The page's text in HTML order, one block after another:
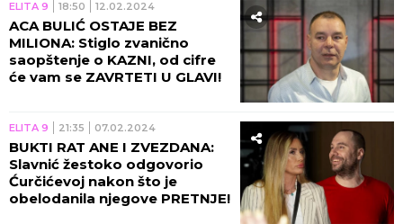
ELITA 9 18:50 12.02.2024
ACA BULIĆ OSTAJE BEZ
MILIONA: Stiglo zvanično
saopštenje o KAZNI, od cifre
će vam se ZAVRTETI U GLAVI!
ELITA 9 21:35 07.02.2024
BUKTI RAT ANE I ZVEZDANA:
Slavnić žestoko odgovorio
Ćurčićevoj nakon što je
obelodanila njegove PRETNJE!